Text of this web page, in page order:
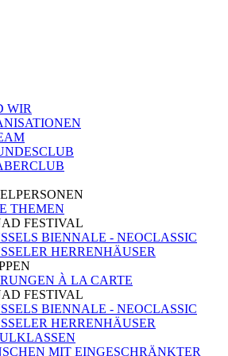
WIR
THEMEN
FESTIVAL
BIENNALE - NEOCLASSIC
HERRENHÄUSER
À LA CARTE
FESTIVAL
BIENNALE - NEOCLASSIC
HERRENHÄUSER
MIT EINGESCHRÄNKTER